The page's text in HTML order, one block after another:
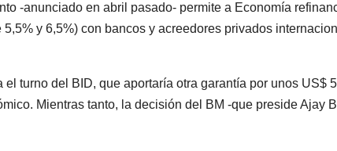
-anunciado en abril pasado- permite a Economía
y 6,5%) con bancos y acreedores privados
el turno del BID, que aportaría otra garantía por unos US$
Mientras tanto, la decisión del BM -que preside Ajay